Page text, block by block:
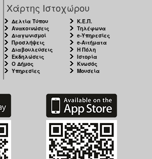
Χάρτης Ιστοχώρου
Δελτία Τύπου
Ανακοινώσεις
Διαγωνισμοί
Προσλήψεις
Διαβουλεύσεις
Εκδηλώσεις
Ο Δήμος
Υπηρεσίες
Κ.Ε.Π.
Τηλέφωνα
e-Υπηρεσίες
e-Αιτήματα
Η Πόλη
Ιστορία
Κνωσός
Μουσεία